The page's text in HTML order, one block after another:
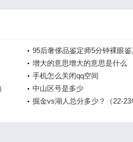
95后奢侈品鉴定师5分钟裸眼
真假是怎么回事
增大的意思增大的意思是什么
手机怎么关闭qq空间
中山区号是多少
掘金vs湖人总分多少？（22-23